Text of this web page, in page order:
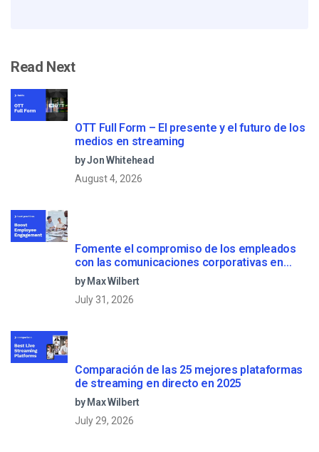
Read Next
OTT Full Form – El presente y el futuro de los
medios en streaming
by Jon Whitehead
August 4, 2026
Fomente el compromiso de los empleados
con las comunicaciones corporativas en
directo
by Max Wilbert
July 31, 2026
Comparación de las 25 mejores plataformas
de streaming en directo en 2025
by Max Wilbert
July 29, 2026